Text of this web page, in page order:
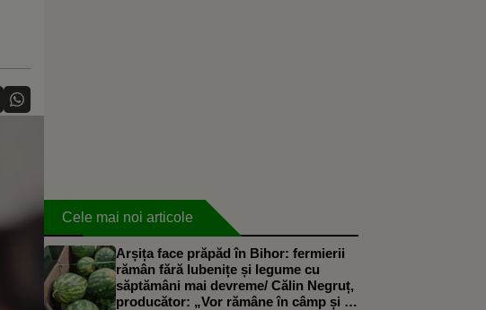
Cele mai noi articole
Arșița face prăpăd în Bihor: fermierii
rămân fără lubenițe și legume cu
săptămâni mai devreme/ Călin Negruț,
producător: „Vor rămâne în câmp și 10